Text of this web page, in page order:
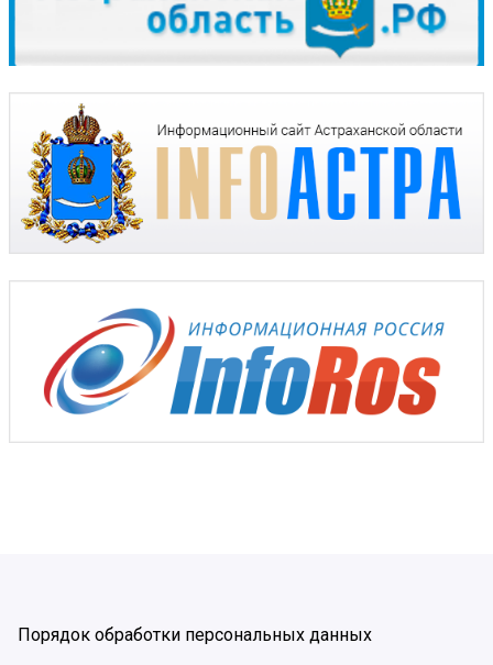
Порядок обработки персональных данных